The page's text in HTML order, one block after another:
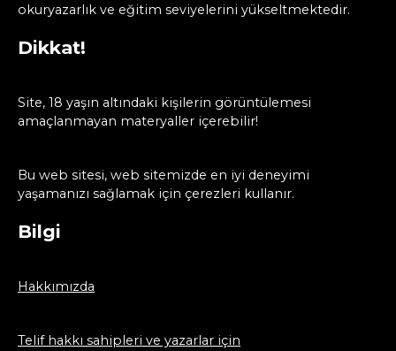
okuryazarlık ve eğitim seviyelerini yükseltmektedir.
Dikkat!
Site, 18 yaşın altındaki kişilerin görüntülemesi
amaçlanmayan materyaller içerebilir!
Bu web sitesi, web sitemizde en iyi deneyimi
yaşamanızı sağlamak için çerezleri kullanır.
Bilgi
Hakkımızda
Telif hakkı sahipleri ve yazarlar için